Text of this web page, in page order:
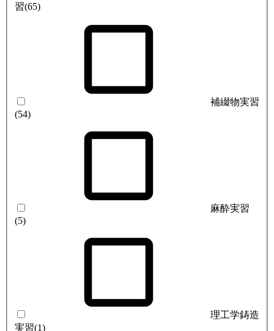
習(65)
補綴物実習
(54)
麻酔実習
(5)
理工学鋳造
実習(1)